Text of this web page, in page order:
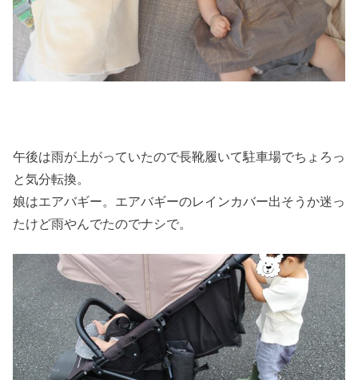
午後は雨が上がっていたので長靴履いて駐車場でちょろっ
と気分転換。
娘はエアバギー。エアバギーのレインカバー出そうか迷っ
たけど雨やんでたのでナシで。